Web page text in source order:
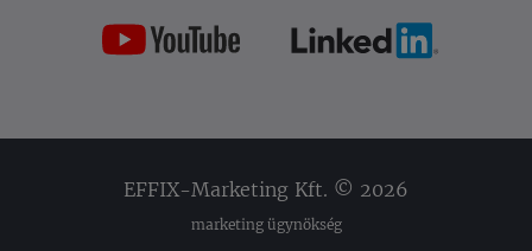
EFFIX-Marketing Kft. © 2026
marketing ügynökség